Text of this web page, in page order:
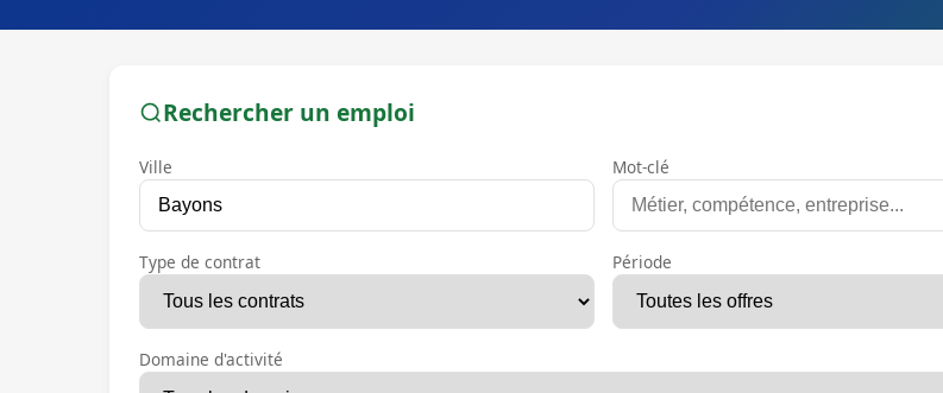
Rechercher un emploi
Ville Mot-clé
Type de contrat Période
Domaine d'activité